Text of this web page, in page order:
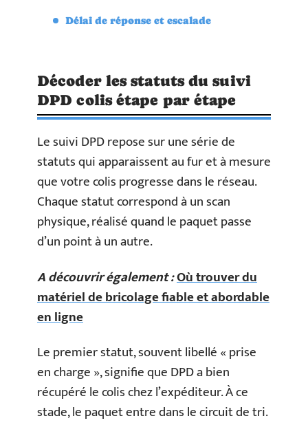
Délai de réponse et escalade
Décoder les statuts du suivi
DPD colis étape par étape
Le suivi DPD repose sur une série de
statuts qui apparaissent au fur et à mesure
que votre colis progresse dans le réseau.
Chaque statut correspond à un scan
physique, réalisé quand le paquet passe
d’un point à un autre.
A découvrir également :Où trouver du
matériel de bricolage fiable et abordable
en ligne
Le premier statut, souvent libellé « prise
en charge », signifie que DPD a bien
récupéré le colis chez l’expéditeur. À ce
stade, le paquet entre dans le circuit de tri.